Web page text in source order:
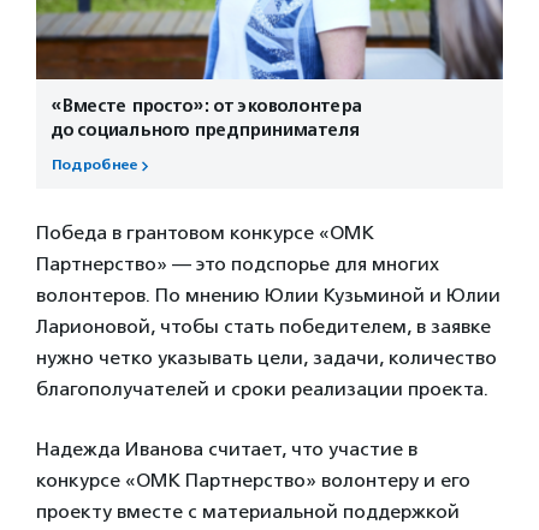
«Вместе просто»: от эковолонтера
до социального предпринимателя
Подробнее
Победа в грантовом конкурсе «ОМК
Партнерство» — это подспорье для многих
волонтеров. По мнению Юлии Кузьминой и Юлии
Ларионовой, чтобы стать победителем, в заявке
нужно четко указывать цели, задачи, количество
благополучателей и сроки реализации проекта.
Надежда Иванова считает, что участие в
конкурсе «ОМК Партнерство» волонтеру и его
проекту вместе с материальной поддержкой